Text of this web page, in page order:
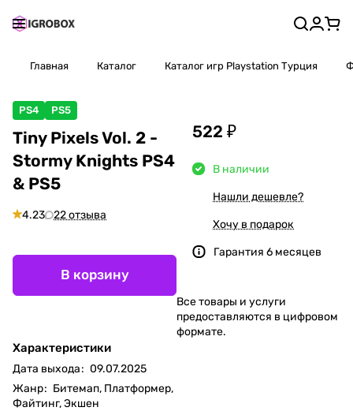
Главная Каталог Каталог игр Playstation Турция
PS4 PS5
Tiny Pixels Vol. 2 -
Stormy Knights PS4
& PS5
4.23 22 отзыва
В корзину
Характеристики
Дата выхода: 09.07.2025
Жанр: Битемап, Платформер,
Файтинг, Экшен
522 ₽
В наличии
Нашли дешевле?
Хочу в подарок
Гарантия 6 месяцев
Все товары и услуги
предоставляются в цифровом
формате.